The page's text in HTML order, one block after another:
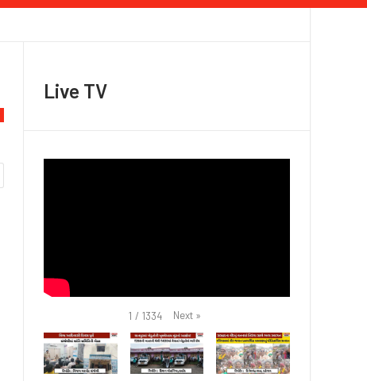
Live TV
1 / 1334 Next »